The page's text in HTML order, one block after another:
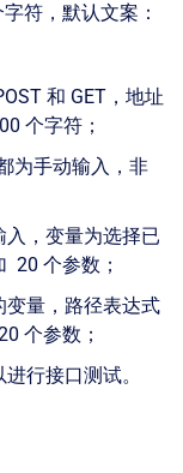
符，默认文案：
和 GET，地址
个字符；
为手动输入，非
，变量为选择已
20 个参数；
变量，路径表达式
个参数；
行接口测试。